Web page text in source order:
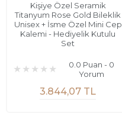
Kişiye Özel Seramik
Titanyum Rose Gold Bileklik
Unisex + İsme Özel Mini Cep
Kalemi - Hediyelik Kutulu
Set
0.0 Puan - 0
Yorum
3.844,07 TL